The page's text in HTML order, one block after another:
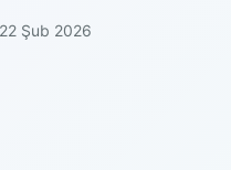
Şub 2026